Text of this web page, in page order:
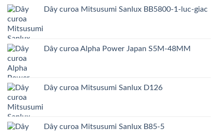
Dây curoa Mitsusumi Sanlux BB5800-1-luc-giac
Dây curoa Alpha Power Japan S5M-48MM
Dây curoa Mitsusumi Sanlux D126
Dây curoa Mitsusumi Sanlux B85-5